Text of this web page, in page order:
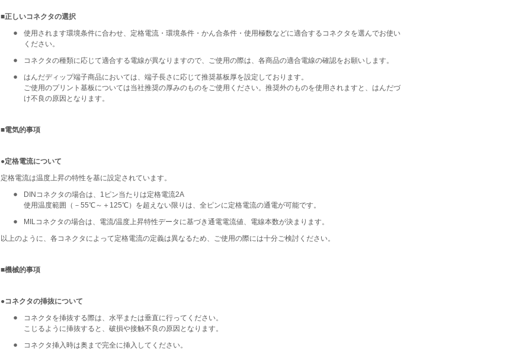
■正しいコネクタの選択
使用されます環境条件に合わせ、定格電流・環境条件・かん合条件・使用極数などに適合するコネクタを選んでお使い
ください。
コネクタの種類に応じて適合する電線が異なりますので、ご使用の際は、各商品の適合電線の確認をお願いします。
はんだディップ端子商品においては、端子長さに応じて推奨基板厚を設定しております。
ご使用のプリント基板については当社推奨の厚みのものをご使用ください。推奨外のものを使用されますと、はんだづ
け不良の原因となります。
■電気的事項
●定格電流について
定格電流は温度上昇の特性を基に設定されています。
DINコネクタの場合は、1ピン当たりは定格電流2A
使用温度範囲（－55℃～＋125℃）を超えない限りは、全ピンに定格電流の通電が可能です。
MILコネクタの場合は、電流/温度上昇特性データに基づき通電電流値、電線本数が決まります。
以上のように、各コネクタによって定格電流の定義は異なるため、ご使用の際には十分ご検討ください。
■機械的事項
●コネクタの挿抜について
コネクタを挿抜する際は、水平または垂直に行ってください。
こじるように挿抜すると、破損や接触不良の原因となります。
コネクタ挿入時は奥まで完全に挿入してください。